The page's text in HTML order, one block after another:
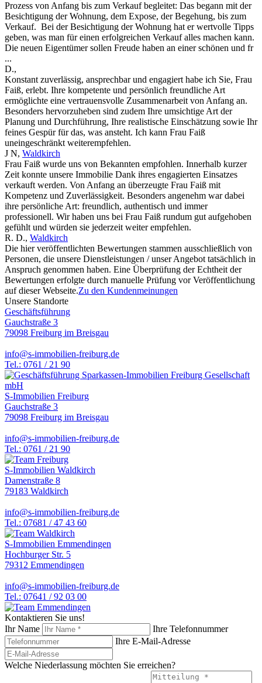
Prozess von Anfang bis zum Verkauf begleitet: Das begann mit der
Besichtigung der Wohnung, dem Expose, der Begehung, bis zum
Verkauf. Bei der Besichtigung der Wohnung hat er wertvolle Tipps
geben, was man für einen erfolgreichen Verkauf alles machen kann.
Die neuen Eigentümer sollen Freude haben an einer schönen und fr
...
D.,
Konstant zuverlässig, ansprechbar und engagiert habe ich Sie, Frau
Faiß, erlebt. Ihre kompetente und persönlich freundliche Art
ermöglichte eine vertrauensvolle Zusammenarbeit von Anfang an.
Besonders hervorzuheben sind zudem Ihre umsichtige Art der
Planung und Durchführung, Ihre realistische Einschätzung sowie Ihr
feines Gespür für das, was ansteht. Ich kann Frau Faiß
uneingeschränkt weiterempfehlen.
J N, Waldkirch
Frau Faiß wurde uns von Bekannten empfohlen. Innerhalb kurzer
Zeit konnte unsere Immobilie Dank ihres engagierten Einsatzes
verkauft werden. Von Anfang an überzeugte Frau Faiß mit
Kompetenz und Zuverlässigkeit. Besonders angenehm war dabei
ihre persönliche Art: freundlich, authentisch und immer
professionell. Wir haben uns bei Frau Faiß rundum gut aufgehoben
gefühlt und würden sie jederzeit weiter empfehlen.
R. D., Waldkirch
Die hier veröffentlichten Bewertungen stammen ausschließlich von
Personen, die unsere Dienstleistungen / unser Angebot tatsächlich in
Anspruch genommen haben. Eine Überprüfung der Echtheit der
Bewertungen erfolgte durch manuelle Prüfung vor Veröffentlichung
auf dieser Webseite.Zu den Kundenmeinungen
Unsere Standorte
Geschäftsführung
Gauchstraße 3
79098 Freiburg im Breisgau
info@s-immobilien-freiburg.de
Tel.: 0761 / 21 90
S-Immobilien Freiburg
Gauchstraße 3
79098 Freiburg im Breisgau
info@s-immobilien-freiburg.de
Tel.: 0761 / 21 90
S-Immobilien Waldkirch
Damenstraße 8
79183 Waldkirch
info@s-immobilien-freiburg.de
Tel.: 07681 / 47 43 60
S-Immobilien Emmendingen
Hochburger Str. 5
79312 Emmendingen
info@s-immobilien-freiburg.de
Tel.: 07641 / 92 03 00
Kontaktieren Sie uns!
Ihr Name
Ihre Telefonnummer
Ihre E-Mail-Adresse
Welche Niederlassung möchten Sie erreichen?